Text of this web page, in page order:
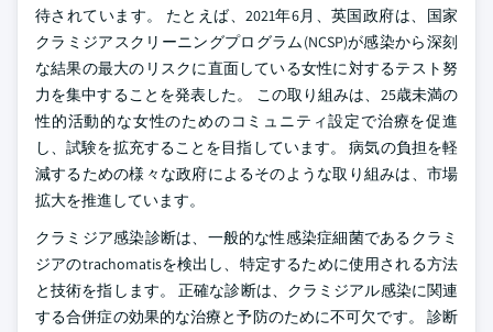
待されています。 たとえば、2021年6月、英国政府は、国家
クラミジアスクリーニングプログラム(NCSP)が感染から深刻
な結果の最大のリスクに直面している女性に対するテスト努
力を集中することを発表した。 この取り組みは、25歳未満の
性的活動的な女性のためのコミュニティ設定で治療を促進
し、試験を拡充することを目指しています。 病気の負担を軽
減するための様々な政府によるそのような取り組みは、市場
拡大を推進しています。
クラミジア感染診断は、一般的な性感染症細菌であるクラミ
ジアのtrachomatisを検出し、特定するために使用される方法
と技術を指します。 正確な診断は、クラミジアル感染に関連
する合併症の効果的な治療と予防のために不可欠です。 診断